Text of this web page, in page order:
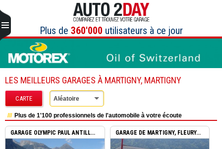
au
contenu
Plus de 360'000 utilisateurs à ce jour
LES MEILLEURS GARAGES À MARTIGNY, MARTIGNY
CARTE Aléatoire
Plus de 1'100 professionnels de l'automobile à votre écoute
GARAGE OLYMPIC PAUL ANTILL... GARAGE DE MARTIGNY, FLEURY...